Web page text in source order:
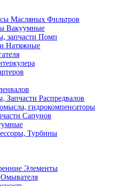
Масляных Фильтров
Вакуумные
запчасти Помп
Натяжные
Запчасти Распредвалов
гидрокомпенсаторы
Сапунов
Турбины
Элементы